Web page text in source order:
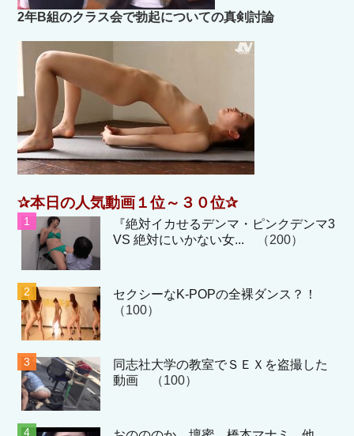
2年B組のクラス会で勃起についての真剣討論
✰本日の人気動画１位～３０位✰
『絶対イカせるデンマ・ピンクデンマ3
VS 絶対にいかない女... （200）
セクシーなK-POPの全裸ダンス？！
（100）
同志社大学の教室でＳＥＸを盗撮した
動画 （100）